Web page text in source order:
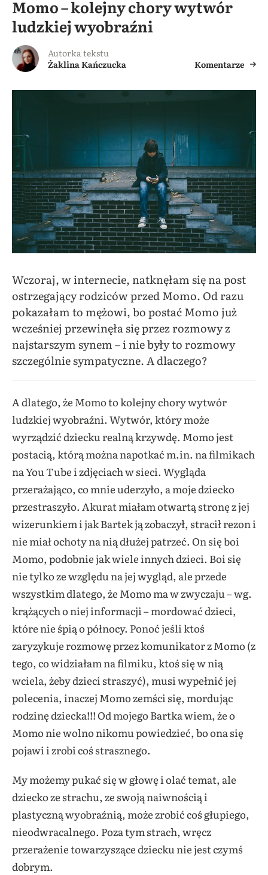
Momo – kolejny chory wytwór
ludzkiej wyobraźni
Autorka tekstu
Żaklina Kańczucka
Komentarze
Wczoraj, w internecie, natknęłam się na post
ostrzegający rodziców przed Momo. Od razu
pokazałam to mężowi, bo postać Momo już
wcześniej przewinęła się przez rozmowy z
najstarszym synem – i nie były to rozmowy
szczególnie sympatyczne. A dlaczego?
A dlatego, że Momo to kolejny chory wytwór
ludzkiej wyobraźni. Wytwór, który może
wyrządzić dziecku realną krzywdę. Momo jest
postacią, którą można napotkać m.in. na filmikach
na You Tube i zdjęciach w sieci. Wygląda
przerażająco, co mnie uderzyło, a moje dziecko
przestraszyło. Akurat miałam otwartą stronę z jej
wizerunkiem i jak Bartek ją zobaczył, stracił rezon i
nie miał ochoty na nią dłużej patrzeć. On się boi
Momo, podobnie jak wiele innych dzieci. Boi się
nie tylko ze względu na jej wygląd, ale przede
wszystkim dlatego, że Momo ma w zwyczaju – wg.
krążących o niej informacji – mordować dzieci,
które nie śpią o północy. Ponoć jeśli ktoś
zaryzykuje rozmowę przez komunikator z Momo (z
tego, co widziałam na filmiku, ktoś się w nią
wciela, żeby dzieci straszyć), musi wypełnić jej
polecenia, inaczej Momo zemści się, mordując
rodzinę dziecka!!! Od mojego Bartka wiem, że o
Momo nie wolno nikomu powiedzieć, bo ona się
pojawi i zrobi coś strasznego.
My możemy pukać się w głowę i olać temat, ale
dziecko ze strachu, ze swoją naiwnością i
plastyczną wyobraźnią, może zrobić coś głupiego,
nieodwracalnego. Poza tym strach, wręcz
przerażenie towarzyszące dziecku nie jest czymś
dobrym.